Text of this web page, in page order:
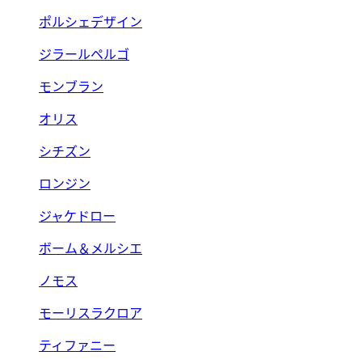
ポルシェデザイン
ジラールペルゴ
モンブラン
オリス
シチズン
ロンジン
ジャケドロー
ボーム＆メルシエ
ノモス
モーリスラクロア
ティファニー